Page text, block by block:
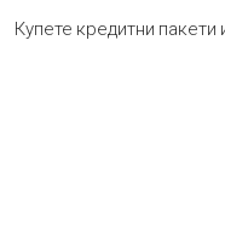
Купете кредитни